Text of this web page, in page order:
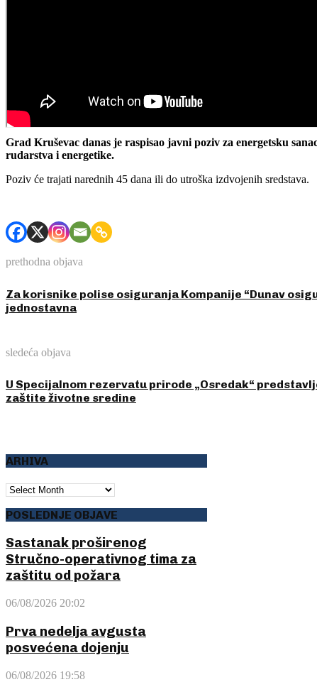
Grad Kruševac danas je raspisao javni poziv za energetsku
rudarstva i energetike.
Poziv će trajati narednih 45 dana ili do utroška izdvojenih sredstava.
prethodna objava
Za korisnike polise osiguranja Kompanije “Dunav
jednostavna
sledeća objava
U Specijalnom rezervatu prirode „Osredak“
zaštite životne sredine
ARHIVA
ARHIVA
POSLEDNJE OBJAVE
Sastanak proširenog
Stručno-operativnog tima za
zaštitu od požara
06/08/2026 20:02
Prva nedelja avgusta
posvećena dojenju
06/08/2026 19:58